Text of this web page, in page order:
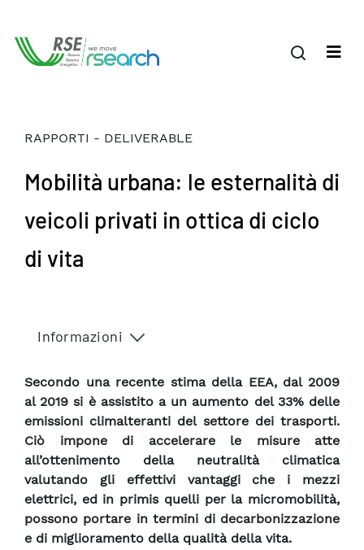
RAPPORTI - DELIVERABLE
Mobilità urbana: le esternalità di
veicoli privati in ottica di ciclo
di vita
Informazioni
Secondo una recente stima della EEA, dal 2009
al 2019 si è assistito a un aumento del 33% delle
emissioni climalteranti del settore dei trasporti.
Ciò impone di accelerare le misure atte
all’ottenimento della neutralità climatica
valutando gli effettivi vantaggi che i mezzi
elettrici, ed in primis quelli per la micromobilità,
possono portare in termini di decarbonizzazione
e di miglioramento della qualità della vita.